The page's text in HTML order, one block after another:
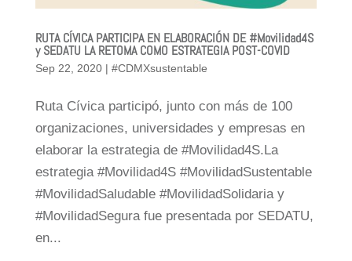
RUTA CÍVICA PARTICIPA EN ELABORACIÓN DE #Movilidad4S
y SEDATU LA RETOMA COMO ESTRATEGIA POST-COVID
Sep 22, 2020| #CDMXsustentable
Ruta Cívica participó, junto con más de 100
organizaciones, universidades y empresas en
elaborar la estrategia de #Movilidad4S.La
estrategia #Movilidad4S #MovilidadSustentable
#MovilidadSaludable #MovilidadSolidaria y
#MovilidadSegura fue presentada por SEDATU,
en...